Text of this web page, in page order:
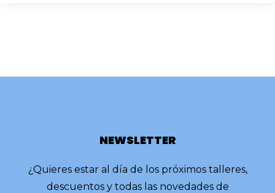
NEWSLETTER
¿Quieres estar al día de los próximos talleres,
descuentos y todas las novedades de